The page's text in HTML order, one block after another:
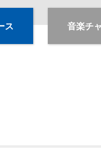
ス 音楽チ